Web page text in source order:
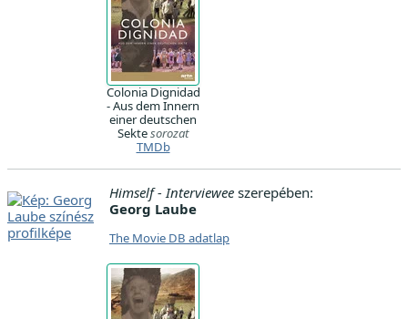
Colonia Dignidad
- Aus dem Innern
einer deutschen
Sektesorozat
TMDb
Himself - Interviewee szerepében:
Georg Laube
The Movie DB adatlap